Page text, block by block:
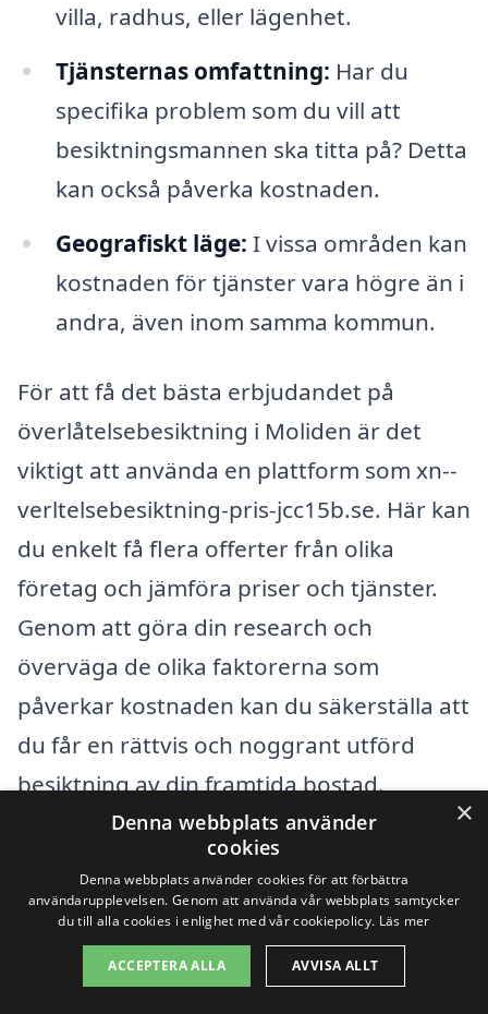
villa, radhus, eller lägenhet.
Tjänsternas omfattning: Har du
specifika problem som du vill att
besiktningsmannen ska titta på? Detta
kan också påverka kostnaden.
Geografiskt läge: I vissa områden kan
kostnaden för tjänster vara högre än i
andra, även inom samma kommun.
För att få det bästa erbjudandet på
överlåtelsebesiktning i Moliden är det
viktigt att använda en plattform som xn--
verltelsebesiktning-pris-jcc15b.se. Här kan
du enkelt få flera offerter från olika
företag och jämföra priser och tjänster.
Genom att göra din research och
överväga de olika faktorerna som
påverkar kostnaden kan du säkerställa att
du får en rättvis och noggrant utförd
besiktning av din framtida bostad.
Få 3 erbjudanden, gratis och utan
förpliktelser
×
Denna webbplats använder
cookies
Denna webbplats använder cookies för att förbättra
användarupplevelsen. Genom att använda vår webbplats samtycker
du till alla cookies i enlighet med vår cookiepolicy. Läs mer
ACCEPTERA ALLA AVVISA ALLT